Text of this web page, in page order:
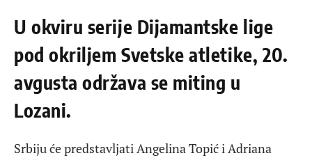
U okviru serije Dijamantske lige
pod okriljem Svetske atletike, 20.
avgusta održava se miting u
Lozani.
Srbiju će predstavljati Angelina Topić i Adriana